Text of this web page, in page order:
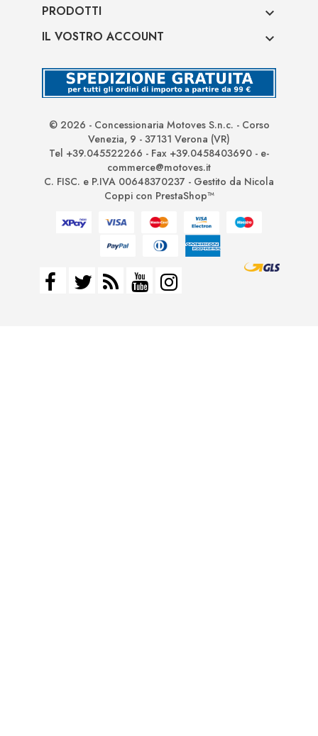
PRODOTTI 
IL VOSTRO ACCOUNT 
© 2026 - Concessionaria Motoves S.n.c. - Corso
Venezia, 9 - 37131 Verona (VR)
Tel +39.045522266 - Fax +39.0458403690 - e-
commerce@motoves.it
C. FISC. e P.IVA 00648370237 - Gestito da Nicola
Coppi con PrestaShop™